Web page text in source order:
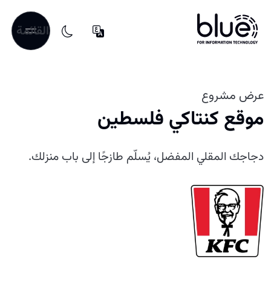
القائمة
عرض مشروع
موقع كنتاكي فلسطين
دجاجك المقلي المفضل، يُسلّم طازجًا إلى باب منزلك.